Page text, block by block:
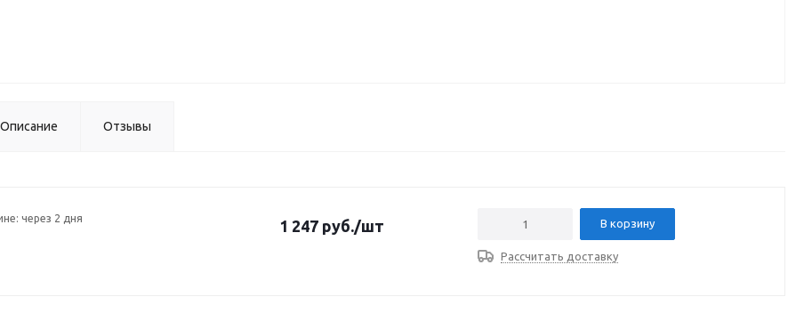
Описание Отзывы
через 2 дня 1 247 руб./шт В корзину
Рассчитать доставку